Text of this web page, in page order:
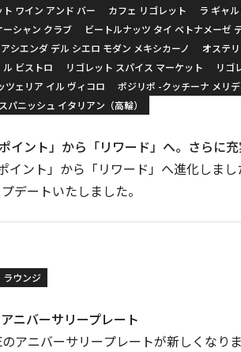
ト ワイン アンド バー カフェ リゴレット ラ ギャ
ーシャン クラブ ビートルナッツ タイ ベトナメーゼ
アシエンダ デル シエロ モダン メキシカーノ
オステ
ル ビストロ リゴレット スパイス マーケット
リゴ
ツェリア イル ヴィコロ ポジリポ -クッチーナ メリ
パニッシュ イタリアン（高輪）
イント」から「リワード」へ。さらに充
イント」から「リワード」へ進化しま
デートいたしました。
ラウンジ
ニバーサリープレート
のアニバーサリープレートが新しくなり